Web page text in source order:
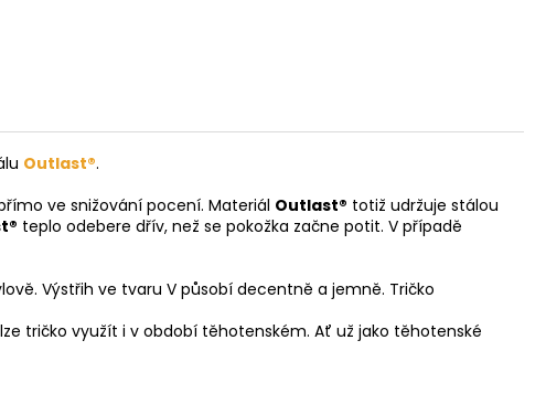
Outlast®.
ve snižování pocení. Materiál Outlast® totiž udržuje stálou
teplo odebere dřív, než se pokožka začne potit. V případě
Výstřih ve tvaru V působí decentně a jemně. Tričko
tričko využít i v období těhotenském. Ať už jako těhotenské